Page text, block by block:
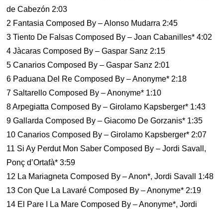
de Cabezón 2:03
2 Fantasia Composed By – Alonso Mudarra 2:45
3 Tiento De Falsas Composed By – Joan Cabanilles* 4:02
4 Jàcaras Composed By – Gaspar Sanz 2:15
5 Canarios Composed By – Gaspar Sanz 2:01
6 Paduana Del Re Composed By – Anonyme* 2:18
7 Saltarello Composed By – Anonyme* 1:10
8 Arpegiatta Composed By – Girolamo Kapsberger* 1:43
9 Gallarda Composed By – Giacomo De Gorzanis* 1:35
10 Canarios Composed By – Girolamo Kapsberger* 2:07
11 Si Ay Perdut Mon Saber Composed By – Jordi Savall,
Ponç d’Ortafà* 3:59
12 La Mariagneta Composed By – Anon*, Jordi Savall 1:48
13 Con Que La Lavaré Composed By – Anonyme* 2:19
14 El Pare I La Mare Composed By – Anonyme*, Jordi